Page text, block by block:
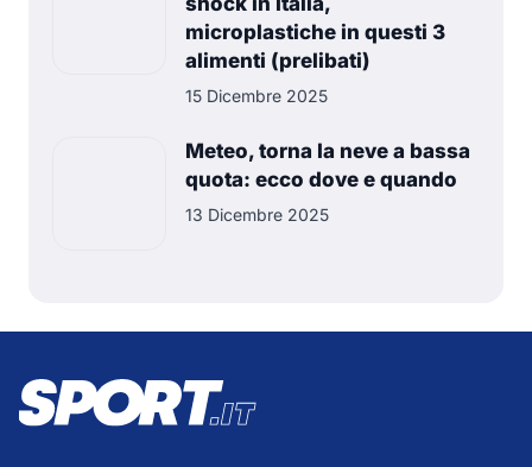
microplastiche in questi 3
alimenti (prelibati)
15 Dicembre 2025
Meteo, torna la neve a bassa
quota: ecco dove e quando
13 Dicembre 2025